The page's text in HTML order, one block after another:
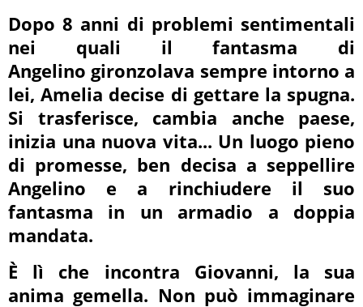
Dopo 8 anni di problemi sentimentali
nei quali il fantasma di
Angelino gironzolava sempre intorno a
lei, Amelia decise di gettare la spugna.
Si trasferisce, cambia anche paese,
inizia una nuova vita... Un luogo pieno
di promesse, ben decisa a seppellire
Angelino e a rinchiudere il suo
fantasma in un armadio a doppia
mandata.
È lì che incontra Giovanni, la sua
anima gemella. Non può immaginare